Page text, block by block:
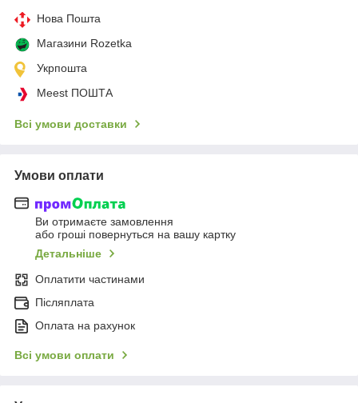
Нова Пошта
Магазини Rozetka
Укрпошта
Meest ПОШТА
Всі умови доставки
Умови оплати
Ви отримаєте замовлення
або гроші повернуться на вашу картку
Детальніше
Оплатити частинами
Післяплата
Оплата на рахунок
Всі умови оплати